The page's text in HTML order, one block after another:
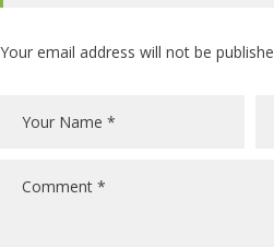
Your email address will not be